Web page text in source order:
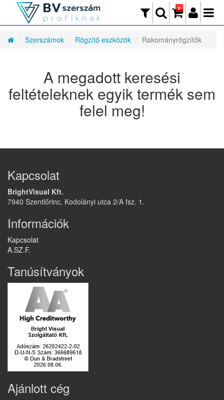
0
Szerszámok Rögzítő eszközök Rakományrögzítők
A megadott keresési
feltételeknek egyik termék sem
felel meg!
Kapcsolat
BrightVisual Kft.
7940 Szentlőrinc, Kodolányi utca 2/A fsz. 1.
Információk
Kapcsolat
A.SZ.F.
Tanúsítványok
Ajánlott cég